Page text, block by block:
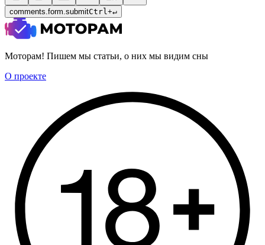
comments.form.submitCtrl+↵
Моторам! Пишем мы статьи, о них мы видим сны
О проекте